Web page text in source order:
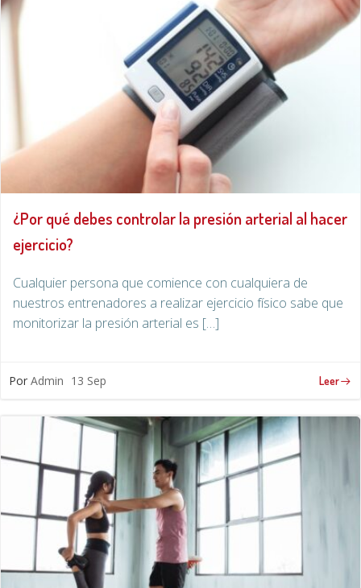
¿Por qué debes controlar la presión arterial al hacer
ejercicio?
Cualquier persona que comience con cualquiera de
nuestros entrenadores a realizar ejercicio físico sabe que
monitorizar la presión arterial es […]
Por Admin 13 Sep Leer